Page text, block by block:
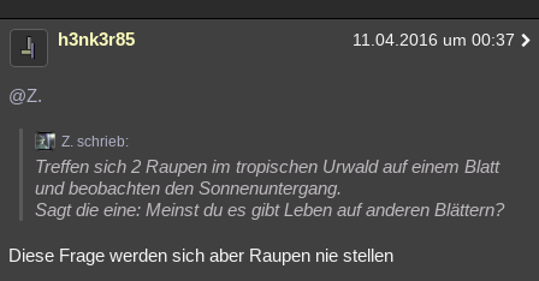
h3nk3r85 11.04.2016 um 00:37
@Z.
Z. schrieb:
Treffen sich 2 Raupen im tropischen Urwald auf einem Blatt
und beobachten den Sonnenuntergang.
Sagt die eine: Meinst du es gibt Leben auf anderen Blättern?
Diese Frage werden sich aber Raupen nie stellen